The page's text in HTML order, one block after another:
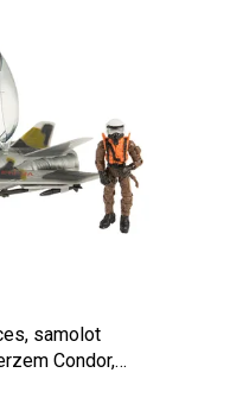
samolot
Condor,